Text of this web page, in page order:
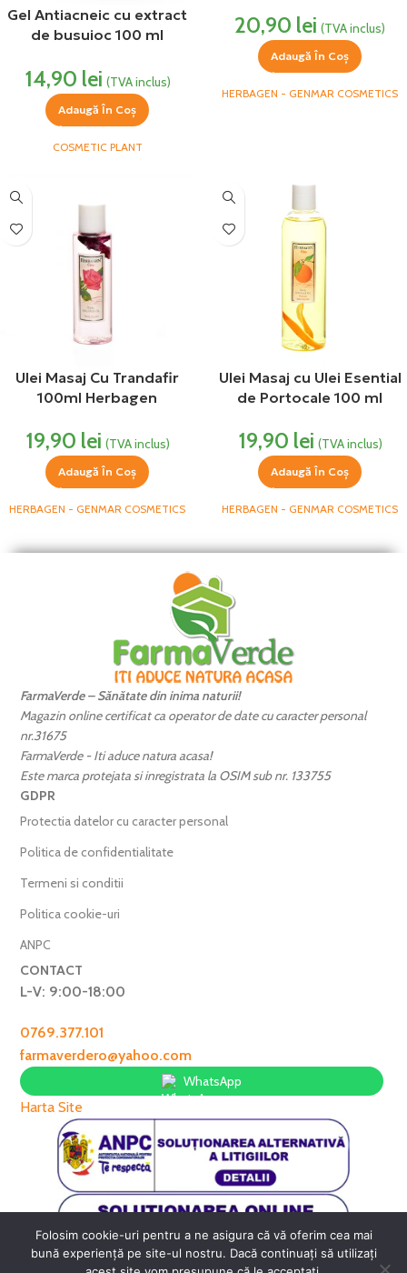
Gel Antiacneic cu extract
de busuioc 100 ml
14,90 lei (TVA inclus)
Adaugă În Coș
COSMETIC PLANT
20,90 lei (TVA inclus)
Adaugă În Coș
HERBAGEN - GENMAR COSMETICS
Ulei Masaj Cu Trandafir
100ml Herbagen
19,90 lei (TVA inclus)
Adaugă În Coș
HERBAGEN - GENMAR COSMETICS
Ulei Masaj cu Ulei Esential
de Portocale 100 ml
19,90 lei (TVA inclus)
Adaugă În Coș
HERBAGEN - GENMAR COSMETICS
FarmaVerde – Sănătate din inima naturii!
Magazin online certificat ca operator de date cu caracter personal
nr.31675
FarmaVerde - Iti aduce natura acasa!
Este marca protejata si inregistrata la OSIM sub nr. 133755
GDPR
Protectia datelor cu caracter personal
Politica de confidentialitate
Termeni si conditii
Politica cookie-uri
ANPC
CONTACT
L-V: 9:00-18:00
0769.377.101
farmaverdero@yahoo.com
WhatsApp
Harta Site
FarmaVerde © 2025
Folosim cookie-uri pentru a ne asigura că vă oferim cea mai
bună experiență pe site-ul nostru. Dacă continuați să utilizați